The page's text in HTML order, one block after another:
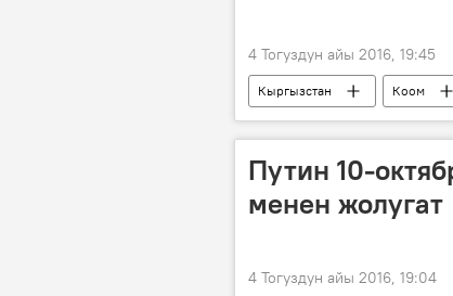
4 Тогуздун айы 2016, 19:45
Кыргызстан Коом
айдоочу
бейтап
Путин 10-
менен жолугат
4 Тогуздун айы 2016, 19:04